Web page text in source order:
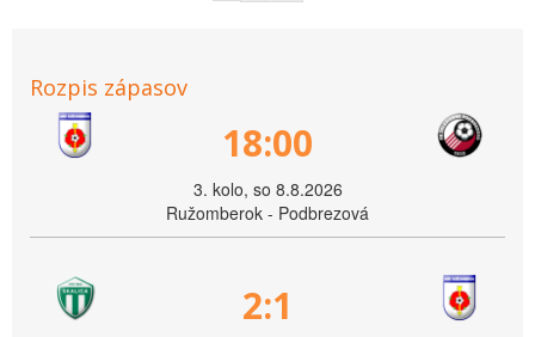
Rozpis zápasov
18:00
3. kolo, so 8.8.2026
Ružomberok - Podbrezová
2:1